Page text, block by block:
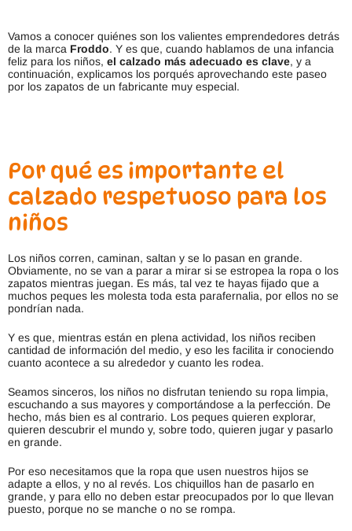
Vamos a conocer quiénes son los valientes emprendedores detrás
de la marca Froddo. Y es que, cuando hablamos de una infancia
feliz para los niños, el calzado más adecuado es clave, y a
continuación, explicamos los porqués aprovechando este paseo
por los zapatos de un fabricante muy especial.
Por qué es importante el
calzado respetuoso para los
niños
Los niños corren, caminan, saltan y se lo pasan en grande.
Obviamente, no se van a parar a mirar si se estropea la ropa o los
zapatos mientras juegan. Es más, tal vez te hayas fijado que a
muchos peques les molesta toda esta parafernalia, por ellos no se
pondrían nada.
Y es que, mientras están en plena actividad, los niños reciben
cantidad de información del medio, y eso les facilita ir conociendo
cuanto acontece a su alrededor y cuanto les rodea.
Seamos sinceros, los niños no disfrutan teniendo su ropa limpia,
escuchando a sus mayores y comportándose a la perfección. De
hecho, más bien es al contrario. Los peques quieren explorar,
quieren descubrir el mundo y, sobre todo, quieren jugar y pasarlo
en grande.
Por eso necesitamos que la ropa que usen nuestros hijos se
adapte a ellos, y no al revés. Los chiquillos han de pasarlo en
grande, y para ello no deben estar preocupados por lo que llevan
puesto, porque no se manche o no se rompa.